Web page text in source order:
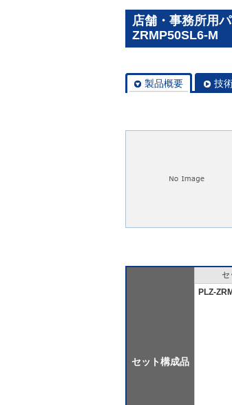
店舗・事務所用
ZRMP50SL6-M
製品概要 技
セット構成品
セ
PLZ-